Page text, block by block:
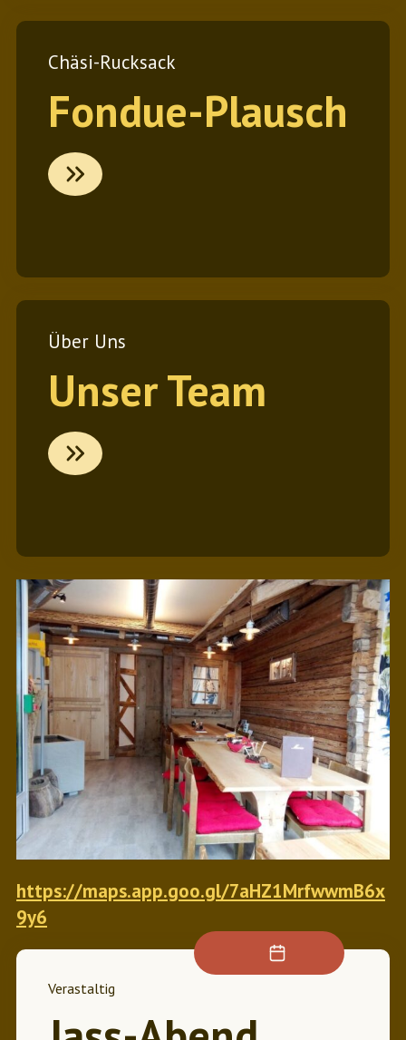
Chäsi-Rucksack
Fondue-Plausch
L
i
Über Uns
Unser Team
L
i
https://maps.app.goo.gl/7aHZ1MrfwwmB6x
9y6
Verastaltig